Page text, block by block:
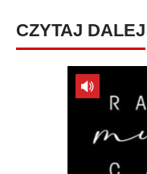
CZYTAJ DALEJ